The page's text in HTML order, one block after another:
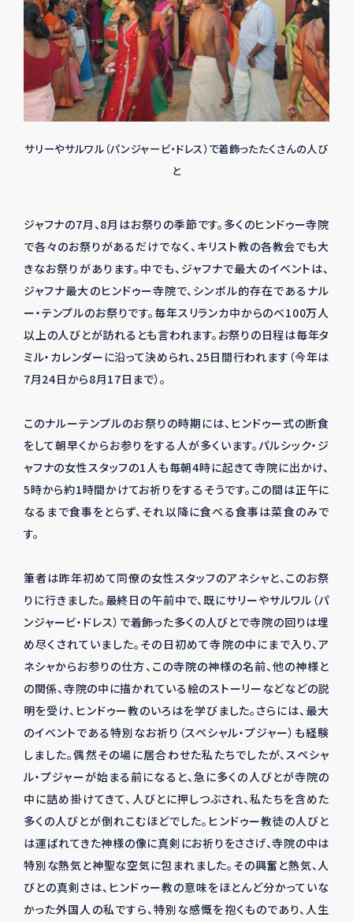
サリーやサルワル（パンジャービ・ドレス）で着飾ったたくさんの人び
と
ジャフナの7月、8月はお祭りの季節です。多くのヒンドゥー寺院
で各々のお祭りがあるだけでなく、キリスト教の各教会でも大
きなお祭りがあります。中でも、ジャフナで最大のイベントは、
ジャフナ最大のヒンドゥー寺院で、シンボル的存在であるナル
ー・テンプルのお祭りです。毎年スリランカ中からのべ100万人
以上の人びとが訪れるとも言われます。お祭りの日程は毎年タ
ミル・カレンダーに沿って決められ、25日間行われます（今年は
7月24日から8月17日まで）。
このナルーテンプルのお祭りの時期には、ヒンドゥー式の断食
をして朝早くからお参りをする人が多くいます。パルシック・ジ
ャフナの女性スタッフの1人も毎朝4時に起きて寺院に出かけ、
5時から約1時間かけてお祈りをするそうです。この間は正午に
なるまで食事をとらず、それ以降に食べる食事は菜食のみで
す。
筆者は昨年初めて同僚の女性スタッフのアネシャと、このお祭
りに行きました。最終日の午前中で、既にサリーやサルワル（パ
ンジャービ・ドレス）で着飾った多くの人びとで寺院の回りは埋
め尽くされていました。その日初めて寺院の中にまで入り、ア
ネシャからお参りの仕方、この寺院の神様の名前、他の神様と
の関係、寺院の中に描かれている絵のストーリーなどなどの説
明を受け、ヒンドゥー教のいろはを学びました。さらには、最大
のイベントである特別なお祈り（スペシャル・プジャー）も経験
しました。偶然その場に居合わせた私たちでしたが、スペシャ
ル・プジャーが始まる前になると、急に多くの人びとが寺院の
中に詰め掛けてきて、人びとに押しつぶされ、私たちを含めた
多くの人びとが倒れこむほどでした。ヒンドゥー教徒の人びと
は運ばれてきた神様の像に真剣にお祈りをささげ、寺院の中は
特別な熱気と神聖な空気に包まれました。その興奮と熱気、人
びとの真剣さは、ヒンドゥー教の意味をほとんど分かっていな
かった外国人の私ですら、特別な感慨を抱くものであり、人生